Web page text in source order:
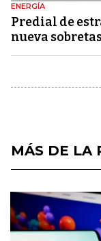
ENERGÍA
Predial de
nueva
MÁS DE LA